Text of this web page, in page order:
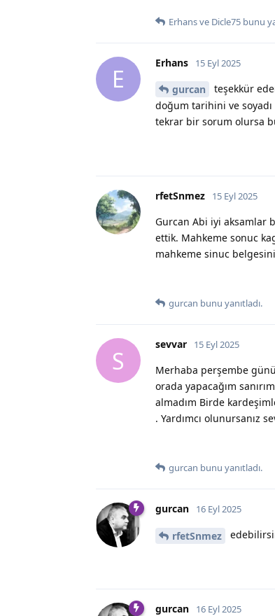
Erhansve Dicle75 bunu
E
Erhans 15 Eyl 2025
gurcan
teşekkür
doğum tarihini ve soyadı
tekrar bir sorum olursa
rfetSnmez 15 Eyl 2025
Gurcan Abi iyi aksamlar
ettik. Mahkeme sonuc
mahkeme sinuc
gurcan bunu yanıtladı.
S
sevvar 15 Eyl 2025
Merhaba perşembe
orada yapacağım
almadım Birde
. Yardımcı olunursanız
gurcan bunu yanıtladı.
gurcan 16 Eyl 2025
rfetSnmez
gurcan 16 Eyl 2025